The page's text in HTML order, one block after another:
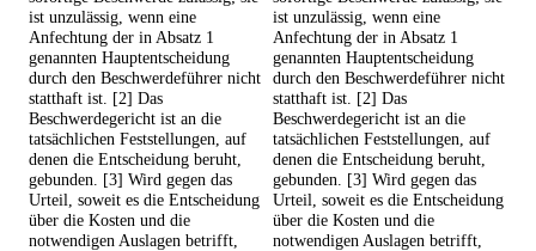
ist unzulässig, wenn eine
Anfechtung der in Absatz 1
genannten Hauptentscheidung
durch den Beschwerdeführer nicht
statthaft ist. [2] Das
Beschwerdegericht ist an die
tatsächlichen Feststellungen, auf
denen die Entscheidung beruht,
gebunden. [3] Wird gegen das
Urteil, soweit es die Entscheidung
über die Kosten und die
notwendigen Auslagen betrifft,
ist unzulässig, wenn eine
Anfechtung der in Absatz 1
genannten Hauptentscheidung
durch den Beschwerdeführer nicht
statthaft ist. [2] Das
Beschwerdegericht ist an die
tatsächlichen Feststellungen, auf
denen die Entscheidung beruht,
gebunden. [3] Wird gegen das
Urteil, soweit es die Entscheidung
über die Kosten und die
notwendigen Auslagen betrifft,